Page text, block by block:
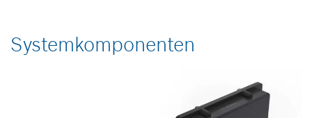
Systemkomponenten